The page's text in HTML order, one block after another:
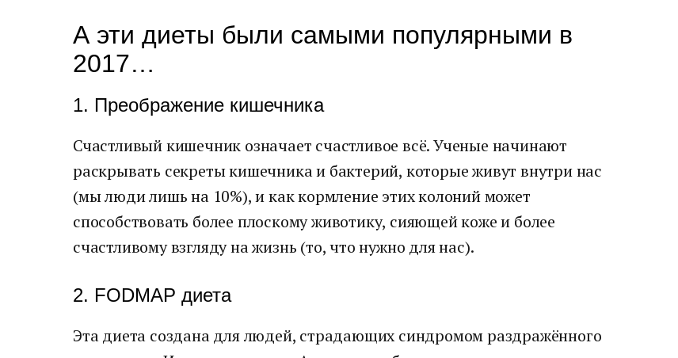
А эти диеты были самыми популярными в
2017…
1. Преображение кишечника
Счастливый кишечник означает счастливое всё. Ученые начинают
раскрывать секреты кишечника и бактерий, которые живут внутри нас
(мы люди лишь на 10%), и как кормление этих колоний может
способствовать более плоскому животику, сияющей коже и более
счастливому взгляду на жизнь (то, что нужно для нас).
2. FODMAP диета
Эта диета создана для людей, страдающих синдромом раздражённого